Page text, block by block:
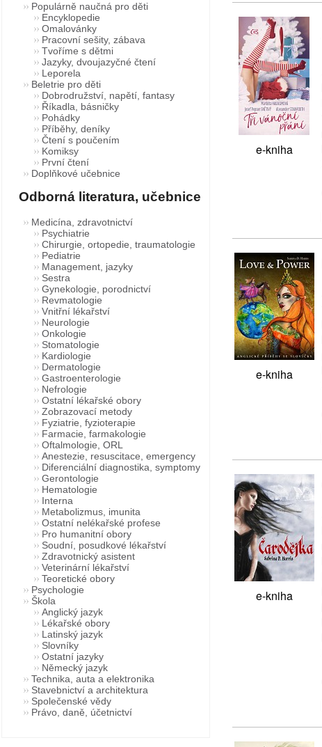
e-kniha
e-kniha
e-kniha
Populárně naučná pro děti
Encyklopedie
Omalovánky
Pracovní sešity, zábava
Tvoříme s dětmi
Jazyky, dvoujazyčné čtení
Leporela
Beletrie pro děti
Dobrodružství, napětí, fantasy
Říkadla, básničky
Pohádky
Příběhy, deníky
Čtení s poučením
Komiksy
První čtení
Doplňkové učebnice
Odborná literatura, učebnice
Medicína, zdravotnictví
Psychiatrie
Chirurgie, ortopedie, traumatologie
Pediatrie
Management, jazyky
Sestra
Gynekologie, porodnictví
Revmatologie
Vnitřní lékařství
Neurologie
Onkologie
Stomatologie
Kardiologie
Dermatologie
Gastroenterologie
Nefrologie
Ostatní lékařské obory
Zobrazovací metody
Fyziatrie, fyzioterapie
Farmacie, farmakologie
Oftalmologie, ORL
Anestezie, resuscitace, emergency
Diferenciální diagnostika, symptomy
Gerontologie
Hematologie
Interna
Metabolizmus, imunita
Ostatní nelékařské profese
Pro humanitní obory
Soudní, posudkové lékařství
Zdravotnický asistent
Veterinární lékařství
Teoretické obory
Psychologie
Škola
Anglický jazyk
Lékařské obory
Latinský jazyk
Slovníky
Ostatní jazyky
Německý jazyk
Technika, auta a elektronika
Stavebnictví a architektura
Společenské vědy
Právo, daně, účetnictví